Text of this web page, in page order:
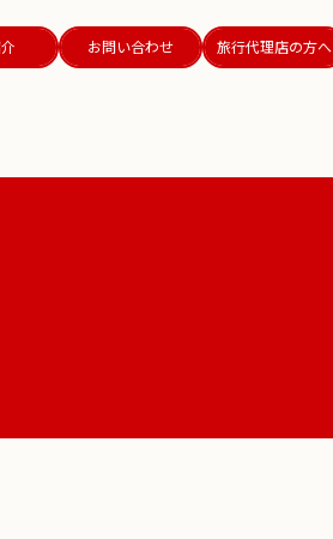
お問い合わせ 旅行代理店の方へ